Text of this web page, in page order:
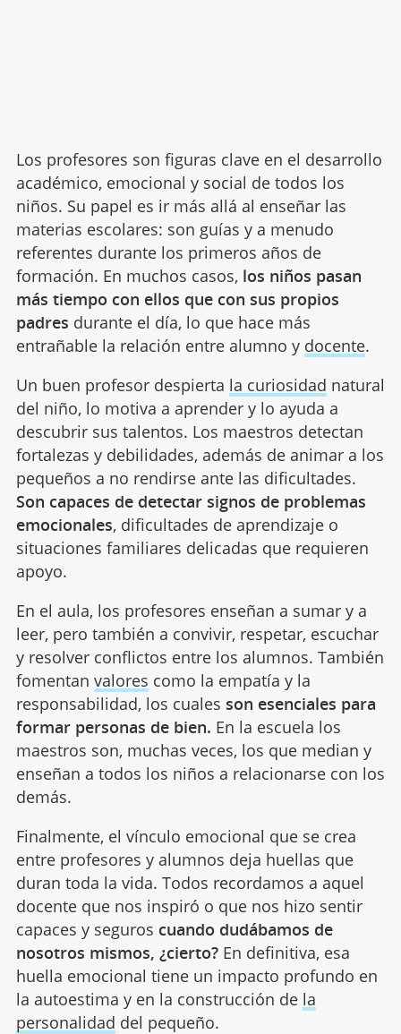
Los profesores son figuras clave en el desarrollo
académico, emocional y social de todos los
niños. Su papel es ir más allá al enseñar las
materias escolares: son guías y a menudo
referentes durante los primeros años de
formación. En muchos casos, los niños pasan
más tiempo con ellos que con sus propios
padres durante el día, lo que hace más
entrañable la relación entre alumno y docente.
Un buen profesor despierta la curiosidad natural
del niño, lo motiva a aprender y lo ayuda a
descubrir sus talentos. Los maestros detectan
fortalezas y debilidades, además de animar a los
pequeños a no rendirse ante las dificultades.
Son capaces de detectar signos de problemas
emocionales, dificultades de aprendizaje o
situaciones familiares delicadas que requieren
apoyo.
En el aula, los profesores enseñan a sumar y a
leer, pero también a convivir, respetar, escuchar
y resolver conflictos entre los alumnos. También
fomentan valores como la empatía y la
responsabilidad, los cuales son esenciales para
formar personas de bien. En la escuela los
maestros son, muchas veces, los que median y
enseñan a todos los niños a relacionarse con los
demás.
Finalmente, el vínculo emocional que se crea
entre profesores y alumnos deja huellas que
duran toda la vida. Todos recordamos a aquel
docente que nos inspiró o que nos hizo sentir
capaces y seguros cuando dudábamos de
nosotros mismos, ¿cierto?En definitiva, esa
huella emocional tiene un impacto profundo en
la autoestima y en la construcción de la
personalidad del pequeño.